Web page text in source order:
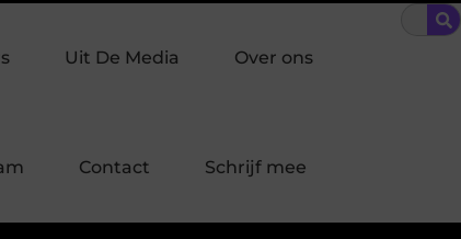
past bij jouw buurt in Laren?
Uit De Media Over ons
Contact Schrijf mee